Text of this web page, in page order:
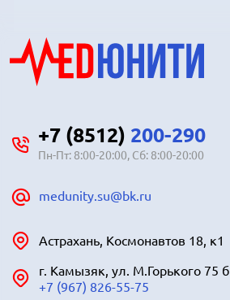
+7 (8512) 200-290
Пн-Пт: 8:00-20:00, Сб: 8:00-20:00
medunity.su@bk.ru
Астрахань, Космонавтов 18, к1
г. Камызяк, ул. М.Горького 75 б
+7 (967) 826-55-75